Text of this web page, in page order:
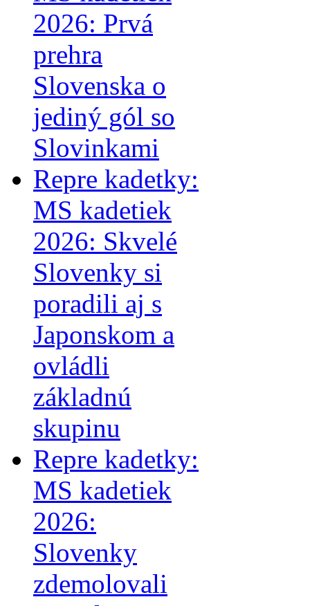
2026: Prvá
prehra
Slovenska o
jediný gól so
Slovinkami
Repre kadetky:
MS kadetiek
2026: Skvelé
Slovenky si
poradili aj s
Japonskom a
ovládli
základnú
skupinu
Repre kadetky:
MS kadetiek
2026:
Slovenky
zdemolovali